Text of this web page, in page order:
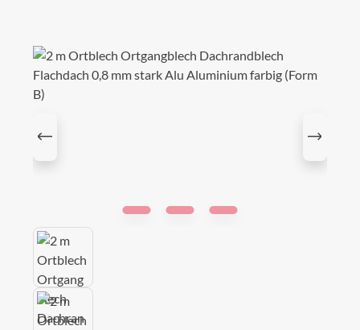
Bildergalerie überspringen